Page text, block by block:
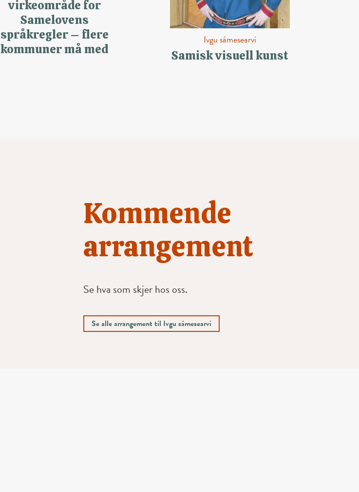
virkeområde for
Samelovens
språkregler – flere
kommuner må med
Ivgu sámesearvi
Samisk visuell kunst
Kommende
arrangement
Se hva som skjer hos oss.
Se alle arrangement til Ivgu sámesearvi